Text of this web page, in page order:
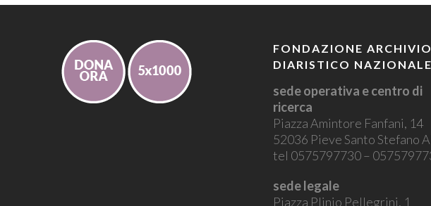
FONDAZIONE ARCHIVIO
DIARISTICO NAZIONALE
sede operativa e centro di
ricerca
Piazza Amintore Fanfani, 14
52036 Pieve Santo Stefano
tel 0575797730 –
sede legale
Piazza Plinio Pellegrini, 1